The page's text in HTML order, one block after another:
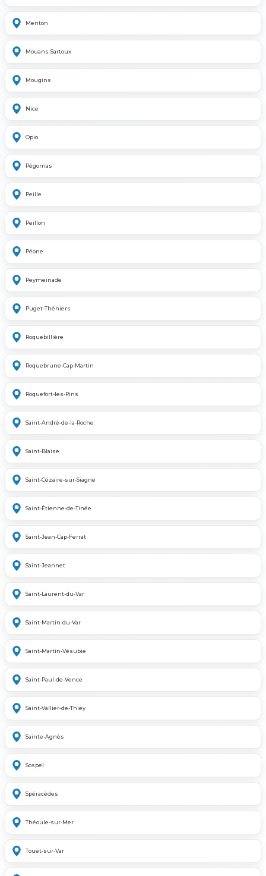
Menton
Mouans-Sartoux
Mougins
Nice
Opio
Pégomas
Peille
Peillon
Péone
Peymeinade
Puget-Théniers
Roquebillière
Roquebrune-Cap-Martin
Roquefort-les-Pins
Saint-André-de-la-Roche
Saint-Blaise
Saint-Cézaire-sur-Siagne
Saint-Étienne-de-Tinée
Saint-Jean-Cap-Ferrat
Saint-Jeannet
Saint-Laurent-du-Var
Saint-Martin-du-Var
Saint-Martin-Vésubie
Saint-Paul-de-Vence
Saint-Vallier-de-Thiey
Sainte-Agnès
Sospel
Spéracèdes
Théoule-sur-Mer
Touët-sur-Var